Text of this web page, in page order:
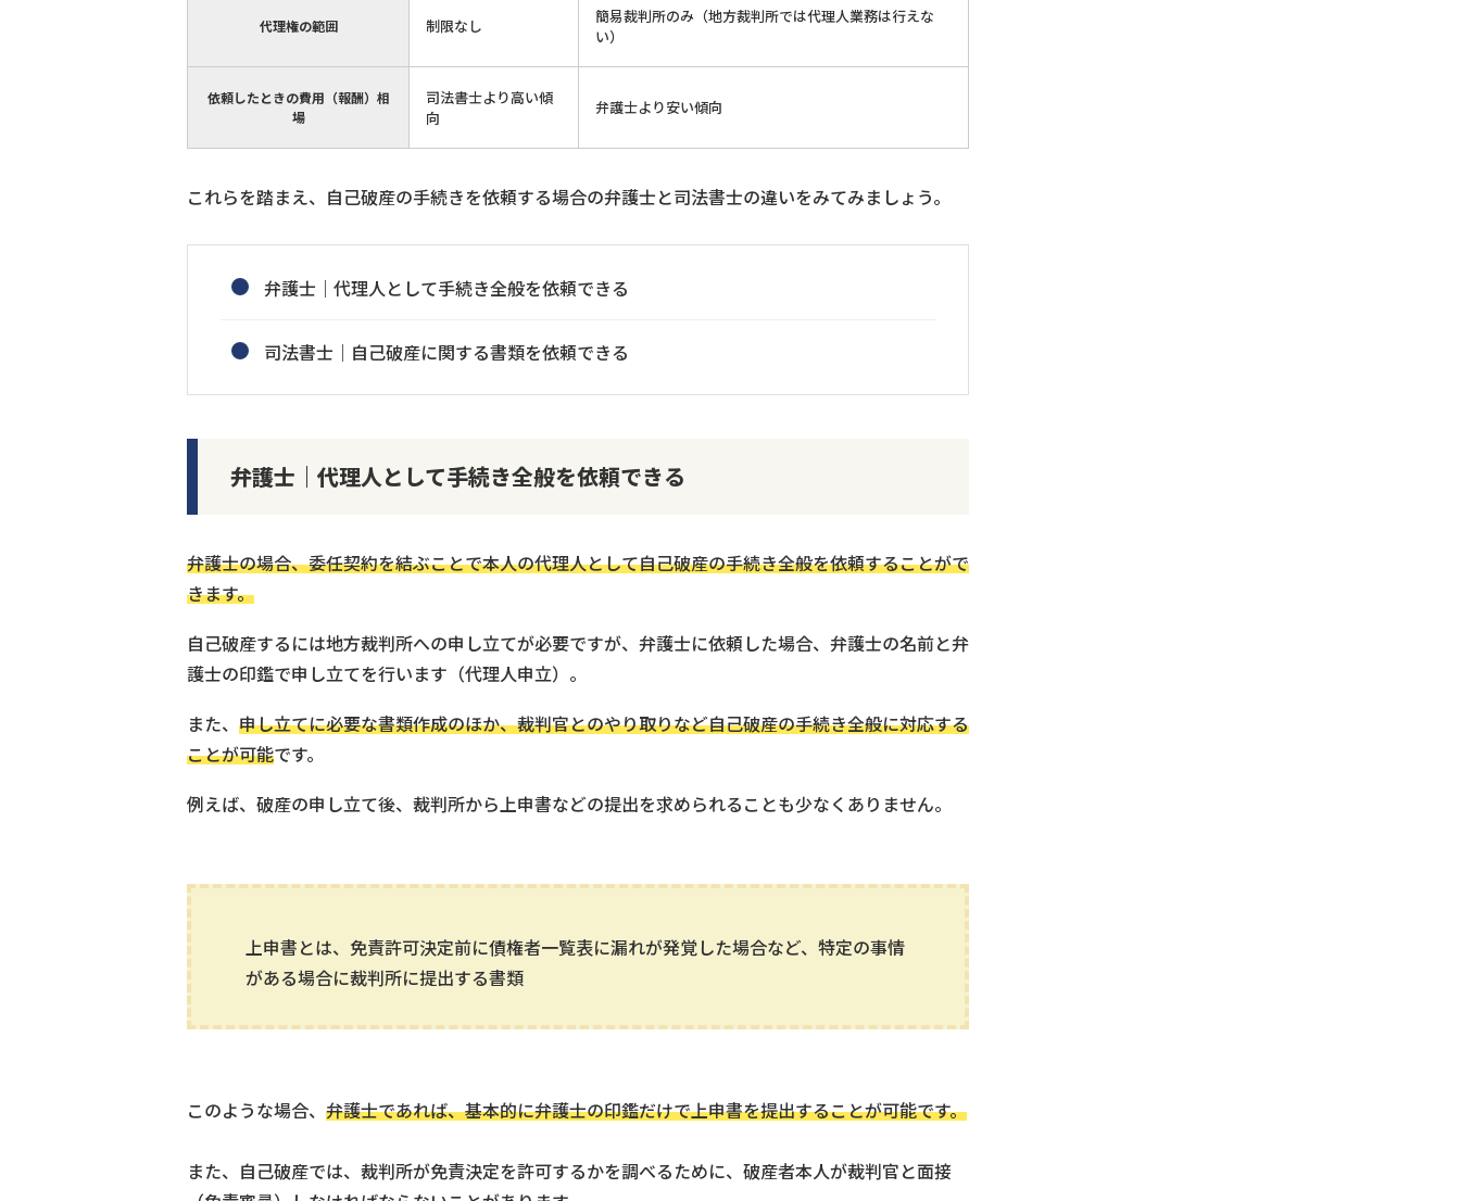
代理権の範囲 制限なし
簡易裁判所のみ（地方裁判所では代理人業務は行えな
い）
依頼したときの費用（報酬）相
場
司法書士より高い傾
向
弁護士より安い傾向
これらを踏まえ、自己破産の手続きを依頼する場合の弁護士と司法書士の違いをみてみましょう。
弁護士｜代理人として手続き全般を依頼できる
司法書士｜自己破産に関する書類を依頼できる
弁護士｜代理人として手続き全般を依頼できる
弁護士の場合、委任契約を結ぶことで本人の代理人として自己破産の手続き全般を依頼することがで
きます。
自己破産するには地方裁判所への申し立てが必要ですが、弁護士に依頼した場合、弁護士の名前と弁
護士の印鑑で申し立てを行います（代理人申立）。
また、 申し立てに必要な書類作成のほか、裁判官とのやり取りなど自己破産の手続き全般に対応する
ことが可能です。
例えば、破産の申し立て後、裁判所から上申書などの提出を求められることも少なくありません。
上申書とは、免責許可決定前に債権者一覧表に漏れが発覚した場合など、特定の事情
がある場合に裁判所に提出する書類
このような場合、 弁護士であれば、基本的に弁護士の印鑑だけで上申書を提出することが可能です。
また、自己破産では、裁判所が免責決定を許可するかを調べるために、破産者本人が裁判官と面接